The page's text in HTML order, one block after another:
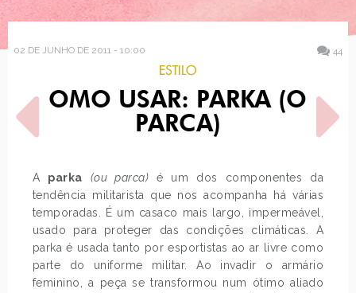
02 DE JUNHO DE 2011 - 10:00 44
ESTILO
COMO USAR: PARKA (OU
PARCA)
A parka (ou parca) é um dos componentes da
tendência militarista que nos acompanha há várias
temporadas. É um casaco mais largo, impermeável,
usado para proteger das condições climáticas. A
parka é usada tanto por esportistas ao ar livre como
parte do uniforme militar. Ao invadir o armário
feminino, a peça se transformou num ótimo aliado
POST ANTERIOR
LOOK DO DIA:
CASAQUINHO FLORAL
PRÓXIMO POST
TE QUIERO